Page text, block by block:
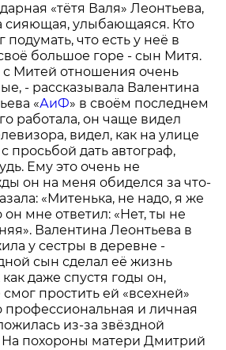
«тётя Валя» Леонтьева,
сияющая, улыбающаяся. Кто
подумать, что есть у неё в
большое горе - сын Митя.
с Митей отношения очень
- рассказывала Валентина
«АиФ» в своём последнем
работала, он чаще видел
видел, как на улице
просьбой дать автограф,
Ему это очень не
он на меня обиделся за что-
«Митенька, не надо, я же
он мне ответил: «Нет, ты не
Валентина Леонтьева в
у сестры в деревне -
сын сделал её жизнь
даже спустя годы он,
простить ей «всехней»
профессиональная и личная
из-за звёздной
похороны матери Дмитрий